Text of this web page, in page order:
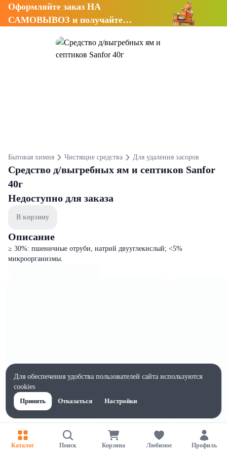
Оформляйте заказ НА
САМОВЫВОЗ и получайте
Бытовая химия Чистящие средства Для удаления засоров
Средство д/выгребных ям и септиков Sanfor
40г
Недоступно для заказа
В корзину
Описание
≥ 30%: пшеничные отруби, натрий двууглекислый; <5%
микроорганизмы.
Характеристики
Ширина, мм
Каталог Поиск Корзина Любимое Профиль
Для обеспечения удобства пользователей сайта используются
cookies
Принять
Отказаться Настройки